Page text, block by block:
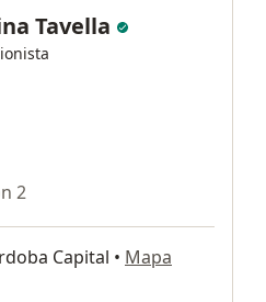
Tavella
2
Capital • Mapa